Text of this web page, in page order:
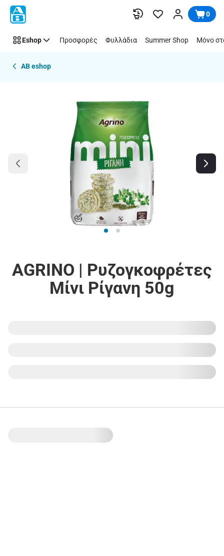
Παράλειψη 0
Eshop Προσφορές Φυλλάδια Summer Shop Μόνο
AB eshop
AGRINO | Ρυζογκοφρέτες
Μίνι Ρίγανη 50g